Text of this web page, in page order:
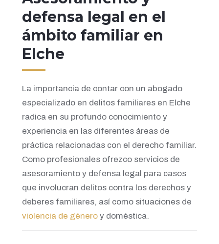
defensa legal en el
ámbito familiar en
Elche
La importancia de contar con un abogado
especializado en delitos familiares en Elche
radica en su profundo conocimiento y
experiencia en las diferentes áreas de
práctica relacionadas con el derecho familiar.
Como profesionales ofrezco servicios de
asesoramiento y defensa legal para casos
que involucran delitos contra los derechos y
deberes familiares, así como situaciones de
violencia de género y doméstica.